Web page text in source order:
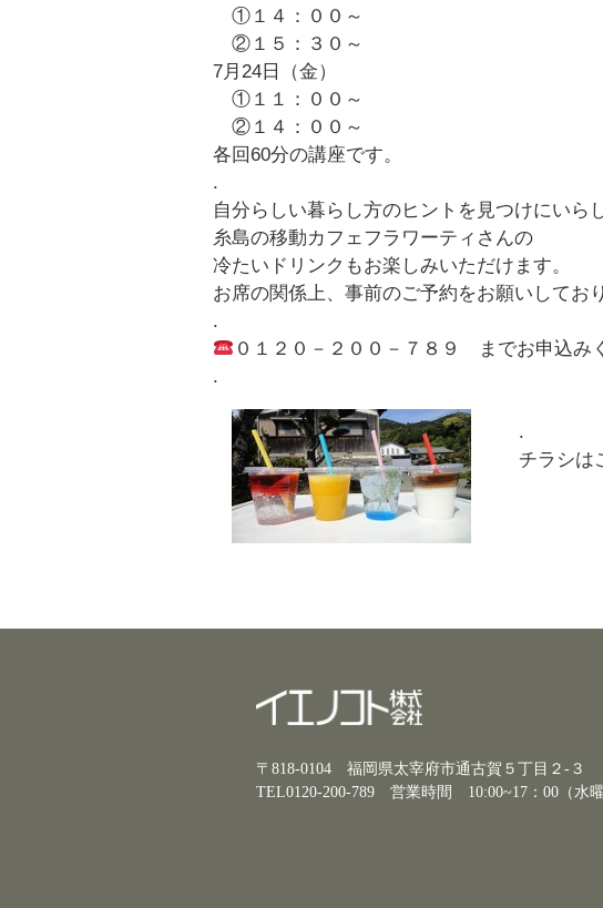
①１４：００～
②１５：３０～
7月24日（金）
①１１：００～
②１４：００～
各回60分の講座です。
.
自分らしい暮らし方のヒントを見つけにいら
糸島の移動カフェフラワーティさんの
冷たいドリンクもお楽しみいただけます。
お席の関係上、事前のご予約をお願いしてお
.
０１２０－２００－７８９ までお申込み
.
.
チラシ
〒818-0104 福岡県太宰府市通古賀５丁目２-３
TEL0120-200-789 営業時間 10:00~17：00（水曜